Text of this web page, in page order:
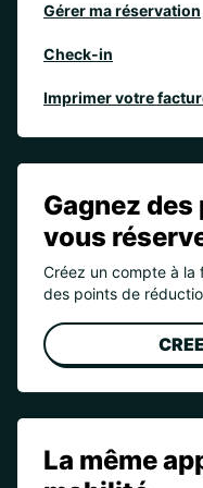
Gérer ma réservation
Check-in
Imprimer votre
Gagnez
vous
Créez un compte à
des points de
La même